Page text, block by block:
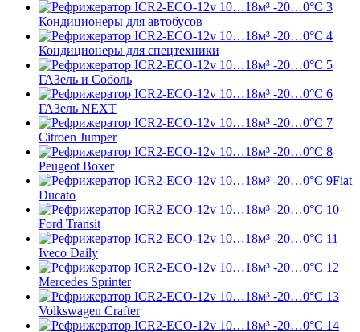
Кондиционеры для автобусов
Кондиционеры для спецтехники
ГАЗель и Соболь
ГАЗель NEXT
Citroen Jumper
Peugeot Boxer
Fiat
Ducato
Ford Transit
Iveco Daily
Mercedes Sprinter
Volkswagen Crafter